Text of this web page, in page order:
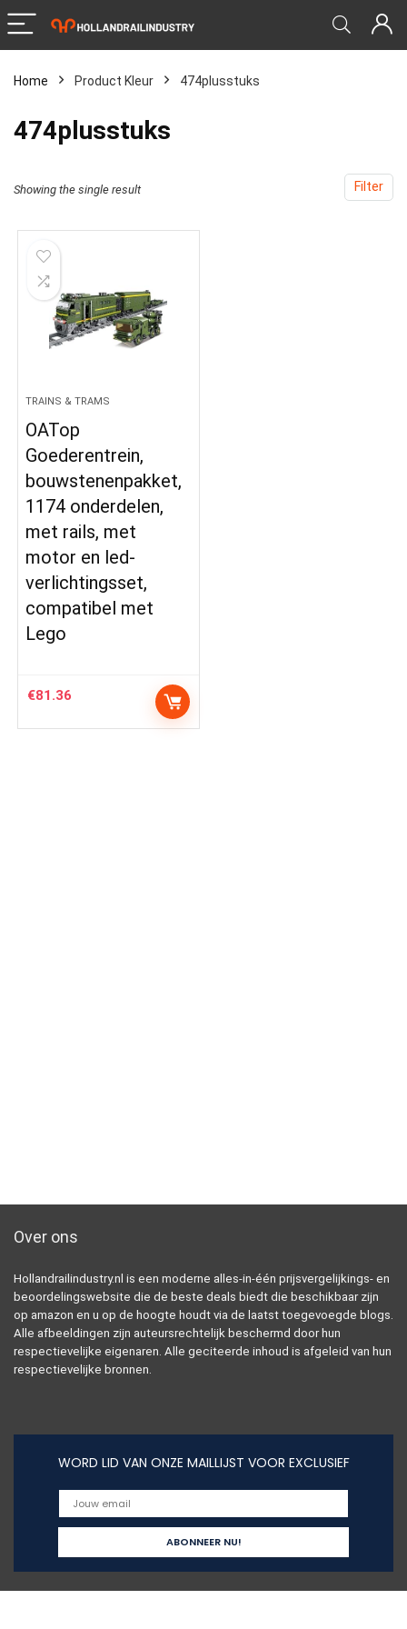
Home Product Kleur 474plusstuks
474plusstuks
Filter
Showing the single result
TRAINS & TRAMS
OATop
Goederentrein,
bouwstenenpakket,
1174 onderdelen,
met rails, met
motor en led-
verlichtingsset,
compatibel met
Lego
€81.36
Over ons
Hollandrailindustry.nl is een moderne alles-in-één prijsvergelijkings- en
beoordelingswebsite die de beste deals biedt die beschikbaar zijn
op amazon en u op de hoogte houdt via de laatst toegevoegde blogs.
Alle afbeeldingen zijn auteursrechtelijk beschermd door hun
respectievelijke eigenaren. Alle geciteerde inhoud is afgeleid van hun
respectievelijke bronnen.
WORD LID VAN ONZE MAILLIJST VOOR EXCLUSIEF